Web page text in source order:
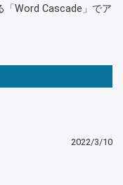
「Word Cascade」でア
2022/3/10